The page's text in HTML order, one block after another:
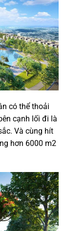
có thể thoải
cạnh lối đi là
Và cùng hít
hơn 6000 m2